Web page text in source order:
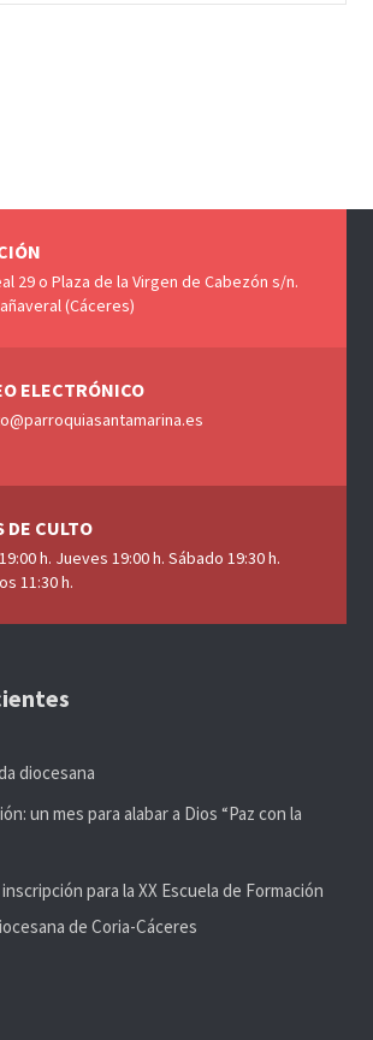
29 o Plaza de la Virgen de Cabezón s/n.
(Cáceres)
ELECTRÓNICO
DE CULTO
h. Jueves 19:00 h. Sábado 19:30 h.
11:30 h.
diocesana
un mes para alabar a Dios “Paz con la
para la XX Escuela de Formación
de Coria-Cáceres